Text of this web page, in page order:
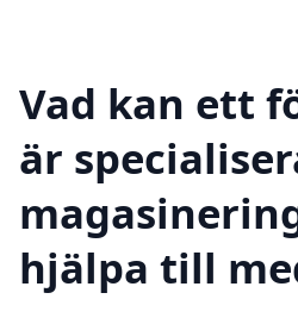
Vad kan ett
är
hjälpa till